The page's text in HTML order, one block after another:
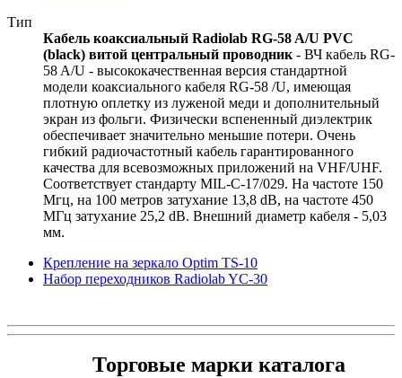
Тип
Кабель коаксиальный Radiolab RG-58 A/U PVC
(black) витой центральный проводник - ВЧ кабель RG-
58 A/U - высококачественная версия стандартной
модели коаксиального кабеля RG-58 /U, имеющая
плотную оплетку из луженой меди и дополнительный
экран из фольги. Физически вспененный диэлектрик
обеспечивает значительно меньшие потери. Очень
гибкий радиочастотный кабель гарантированного
качества для всевозможных приложений на VHF/UHF.
Соответствует стандарту MIL-C-17/029. На частоте 150
Мгц, на 100 метров затухание 13,8 dB, на частоте 450
МГц затухание 25,2 dB. Внешний диаметр кабеля - 5,03
мм.
Крепление на зеркало Optim TS-10
Набор переходников Radiolab YC-30
Торговые марки каталога